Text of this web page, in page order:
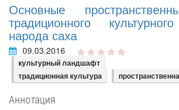
Основные
традиционного
народа саха
09.03.2016
культурный ландшафт
традиционная культура
Аннотация